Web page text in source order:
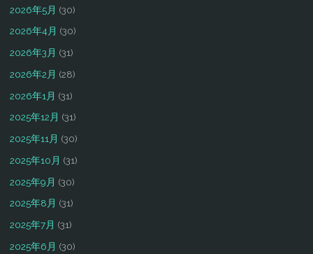
2026年5月 (30)
2026年4月 (30)
2026年3月 (31)
2026年2月 (28)
2026年1月 (31)
2025年12月 (31)
2025年11月 (30)
2025年10月 (31)
2025年9月 (30)
2025年8月 (31)
2025年7月 (31)
2025年6月 (30)